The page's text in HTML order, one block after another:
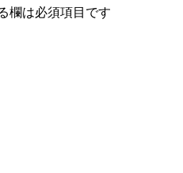
欄は必須項目です